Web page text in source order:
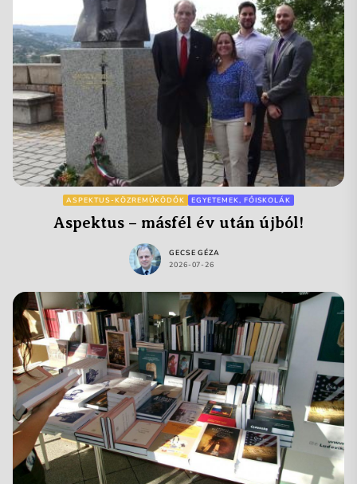
ASPEKTUS-KÖZREMŰKÖDŐK EGYETEMEK, FŐISKOLÁK
Aspektus – másfél év után újból!
GECSE GÉZA
2026-07-26